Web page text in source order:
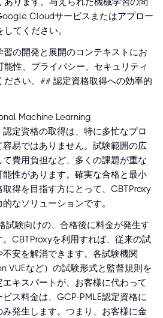
Cloudサービスまたはアプロー
てください。
の開発と展開のコンテキストにお
能性、プライバシー、セキュリティ
ださい。## 認定資格取得への効率的
Machine Learning
認定資格の取得は、特に多忙なプロ
易ではありません。試験範囲の広
費用負担など、多くの課題が重な
能性があります。確実な合格と最小
得を目指す方にとって、CBTProxy
なソリューションです。
試験向けの、合格後に料金が発生す
CBTProxyを利用すれば、従来の試
安を解消できます。各試験機関
VUEなど）の試験形式と監督規則を
キスパートが、お客様に代わって
ス料金は、GCP-PMLE認定資格に
発生します。つまり、お客様に金